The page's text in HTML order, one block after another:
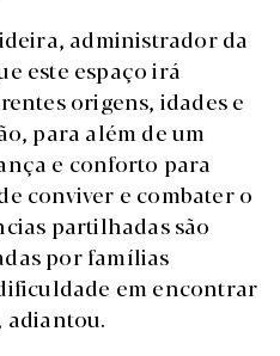
administrador da
este espaço irá
origens, idades e
para além de um
e conforto para
conviver e combater o
partilhadas são
por famílias
em encontrar
adiantou.